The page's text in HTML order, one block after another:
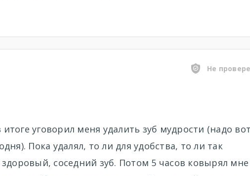
Не
уговорил меня удалить зуб мудрости (надо вот
Пока удалял, то ли для удобства, то ли так
здоровый, соседний зуб. Потом 5 часов ковырял мне